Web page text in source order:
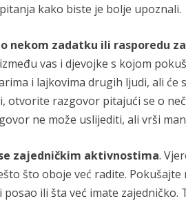
kako biste je bolje upoznali.
nekom zadatku ili rasporedu
vas i djevojke s kojom
i lajkovima drugih ljudi, ali će
otvorite razgovor pitajući se o
ne može uslijediti, ali vrši
zajedničkim aktivnostima.
što oboje već radite.
posao ili šta već imate zajedničko.